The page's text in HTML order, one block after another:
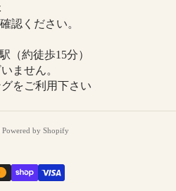
認ください。
（約徒歩15分）
ません。
をご利用下さい
Powered by Shopify